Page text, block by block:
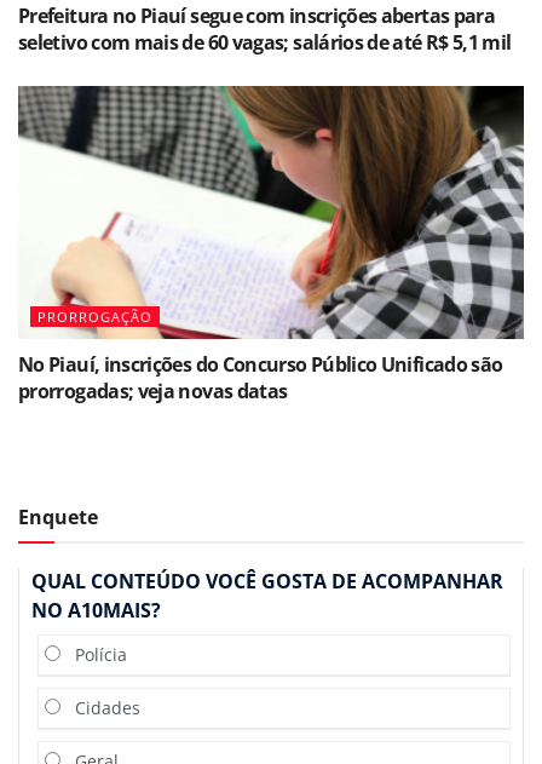
Prefeitura no Piauí segue com inscrições abertas para
seletivo com mais de 60 vagas; salários de até R$ 5,1 mil
PRORROGAÇÃO
No Piauí, inscrições do Concurso Público Unificado são
prorrogadas; veja novas datas
Enquete
QUAL CONTEÚDO VOCÊ GOSTA DE ACOMPANHAR
NO A10MAIS?
Polícia
Cidades